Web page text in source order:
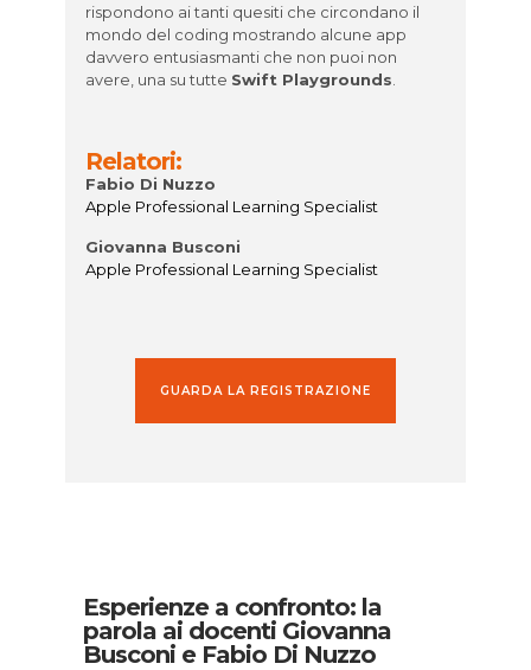
rispondono ai tanti quesiti che circondano il
mondo del coding mostrando alcune app
davvero entusiasmanti che non puoi non
avere, una su tutte Swift Playgrounds
Relatori:
Fabio Di Nuzzo
Apple Professional Learning Specialist
Giovanna Busconi
Apple Professional Learning Specialist
GUARDA LA REGISTRAZIONE
Esperienze a confronto: la
parola ai docenti Giovanna
Busconi e Fabio Di Nuzzo